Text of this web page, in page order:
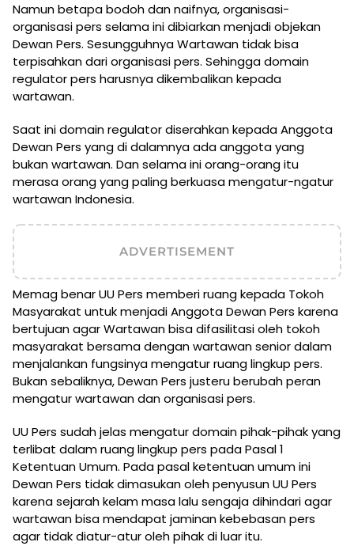
Namun betapa bodoh dan naifnya, organisasi-
organisasi pers selama ini dibiarkan menjadi objekan
Dewan Pers. Sesungguhnya Wartawan tidak bisa
terpisahkan dari organisasi pers. Sehingga domain
regulator pers harusnya dikembalikan kepada
wartawan.
Saat ini domain regulator diserahkan kepada Anggota
Dewan Pers yang di dalamnya ada anggota yang
bukan wartawan. Dan selama ini orang-orang itu
merasa orang yang paling berkuasa mengatur-ngatur
wartawan Indonesia.
ADVERTISEMENT
Memag benar UU Pers memberi ruang kepada Tokoh
Masyarakat untuk menjadi Anggota Dewan Pers karena
bertujuan agar Wartawan bisa difasilitasi oleh tokoh
masyarakat bersama dengan wartawan senior dalam
menjalankan fungsinya mengatur ruang lingkup pers.
Bukan sebaliknya, Dewan Pers justeru berubah peran
mengatur wartawan dan organisasi pers.
UU Pers sudah jelas mengatur domain pihak-pihak yang
terlibat dalam ruang lingkup pers pada Pasal 1
Ketentuan Umum. Pada pasal ketentuan umum ini
Dewan Pers tidak dimasukan oleh penyusun UU Pers
karena sejarah kelam masa lalu sengaja dihindari agar
wartawan bisa mendapat jaminan kebebasan pers
agar tidak diatur-atur oleh pihak di luar itu.